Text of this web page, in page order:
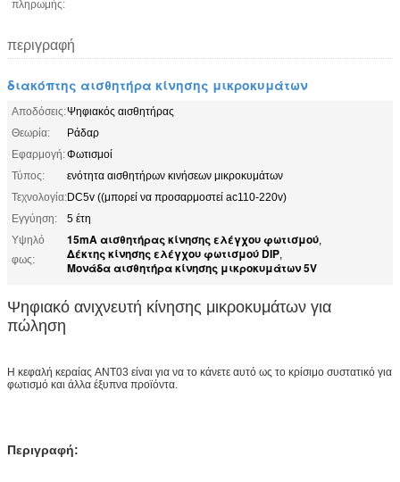
πληρωμής:
περιγραφή
διακόπτης αισθητήρα κίνησης μικροκυμάτων
Αποδόσεις:Ψηφιακός αισθητήρας
Θεωρία:
Ράδαρ
Εφαρμογή:Φωτισμοί
Τύπος:
ενότητα αισθητήρων κινήσεων μικροκυμάτων
Τεχνολογία:DC5v ((μπορεί να προσαρμοστεί ac110-220v)
Εγγύηση:
5 έτη
Υψηλό
φως:
15mA αισθητήρας κίνησης ελέγχου φωτισμού,
Δέκτης κίνησης ελέγχου φωτισμού DIP,
Μονάδα αισθητήρα κίνησης μικροκυμάτων 5V
Ψηφιακό ανιχνευτή κίνησης μικροκυμάτων για
πώληση
Η κεφαλή κεραίας ANT03 είναι για να το κάνετε αυτό ως το κρίσιμο συστατικό για
φωτισμό και άλλα έξυπνα προϊόντα.
Περιγραφή: